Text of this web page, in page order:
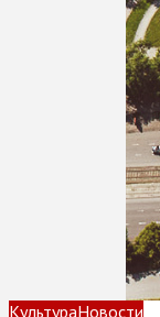
КультураНовости